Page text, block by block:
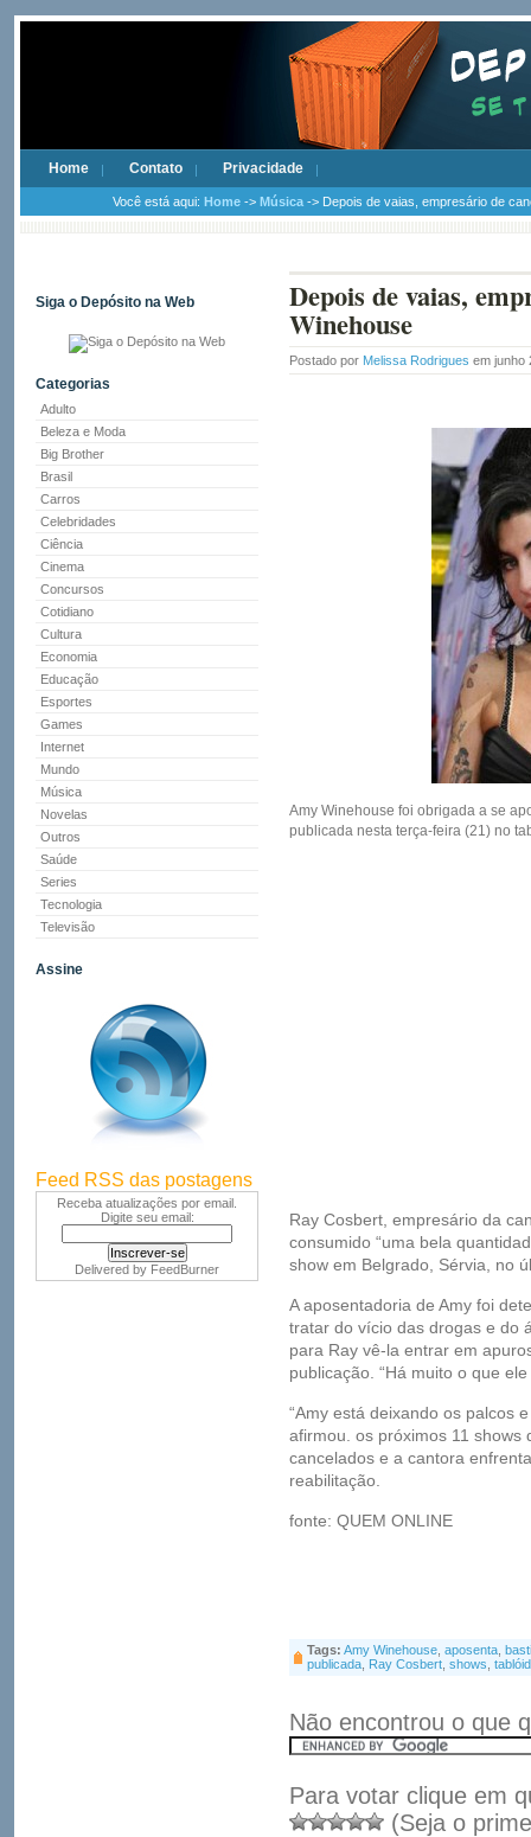
Home Contato Privacidade
Você está aqui: Home -> Música -> Depois de vaias, empresário de
Siga o Depósito na Web
Categorias
Adulto
Beleza e Moda
Big Brother
Brasil
Carros
Celebridades
Ciência
Cinema
Concursos
Cotidiano
Cultura
Economia
Educação
Esportes
Games
Internet
Mundo
Música
Novelas
Outros
Saúde
Series
Tecnologia
Televisão
Assine
Feed RSS das postagens
Receba atualizações por email.
Digite seu email:
Delivered by FeedBurner
Depois de vaias,
Winehouse
Postado por Melissa Rodrigues em junho
Amy Winehouse foi obrigada a se
publicada nesta terça-feira (21) no
Ray Cosbert, empresário da
consumido “uma bela
show em Belgrado, Sérvia, no
A aposentadoria de Amy foi
tratar do vício das drogas e do
para Ray vê-la entrar em
publicação. “Há muito o que
“Amy está deixando os palcos
afirmou. os próximos 11 shows
cancelados e a cantora
reabilitação.
fonte: QUEM ONLINE
Tags: Amy Winehouse aposenta
publicada Ray Cosbert shows
Não encontrou o que
Para votar clique em
(Seja o